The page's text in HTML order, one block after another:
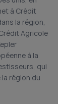
à Crédit
la région,
Agricole
à la
qui
région du